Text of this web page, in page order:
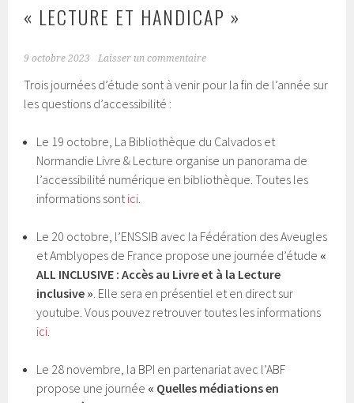
« LECTURE ET HANDICAP »
9 octobre 2023 Laisser un commentaire
Trois journées d’étude sont à venir pour la fin de l’année sur
les questions d’accessibilité :
Le 19 octobre, La Bibliothèque du Calvados et
Normandie Livre & Lecture organise un panorama de
l’accessibilité numérique en bibliothèque. Toutes les
informations sont ici
Le 20 octobre, l’ENSSIB avec la Fédération des Aveugles
et Amblyopes de France propose une journée d’étude «
ALL INCLUSIVE : Accès au Livre et à la Lecture
inclusive » . Elle sera en présentiel et en direct sur
youtube. Vous pouvez retrouver toutes les informations
ici
Le 28 novembre, la BPI en partenariat avec l’ABF
propose une journée « Quelles médiations en